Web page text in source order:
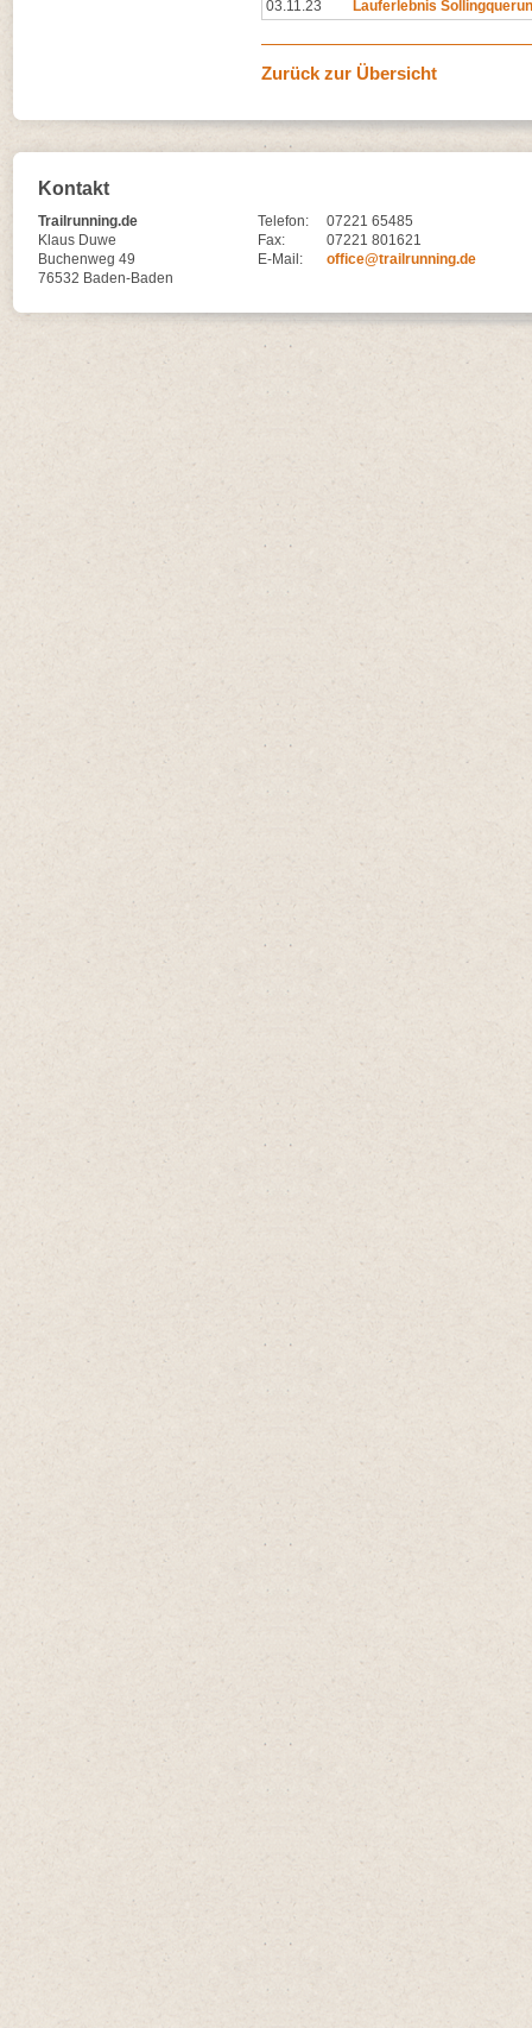
03.11.23 Lauferlebnis
Zurück zur Übersicht
Kontakt
Trailrunning.de
Klaus Duwe
Buchenweg 49
76532 Baden-Baden
Telefon:
07221 65485
Fax:
07221 801621
E-Mail:
office@trailrunning.de